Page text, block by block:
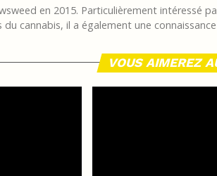
en 2015. Particulièrement intéressé
cannabis, il a également une
VOUS AIMEREZ